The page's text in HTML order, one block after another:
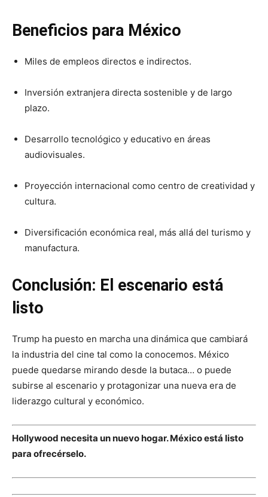
Beneficios para México
Miles de empleos directos e indirectos.
Inversión extranjera directa sostenible y de largo
plazo.
Desarrollo tecnológico y educativo en áreas
audiovisuales.
Proyección internacional como centro de creatividad y
cultura.
Diversificación económica real, más allá del turismo y
manufactura.
Conclusión: El escenario está
listo
Trump ha puesto en marcha una dinámica que cambiará
la industria del cine tal como la conocemos. México
puede quedarse mirando desde la butaca… o puede
subirse al escenario y protagonizar una nueva era de
liderazgo cultural y económico.
Hollywood necesita un nuevo hogar. México está listo
para ofrecérselo.